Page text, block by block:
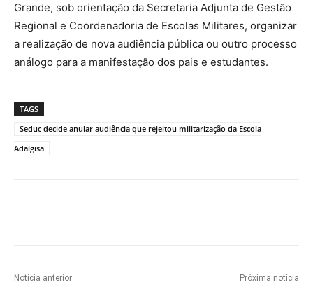
Grande, sob orientação da Secretaria Adjunta de Gestão
Regional e Coordenadoria de Escolas Militares, organizar
a realização de nova audiência pública ou outro processo
análogo para a manifestação dos pais e estudantes.
TAGS
Seduc decide anular audiência que rejeitou militarização da Escola
Adalgisa
Notícia anterior Próxima notícia